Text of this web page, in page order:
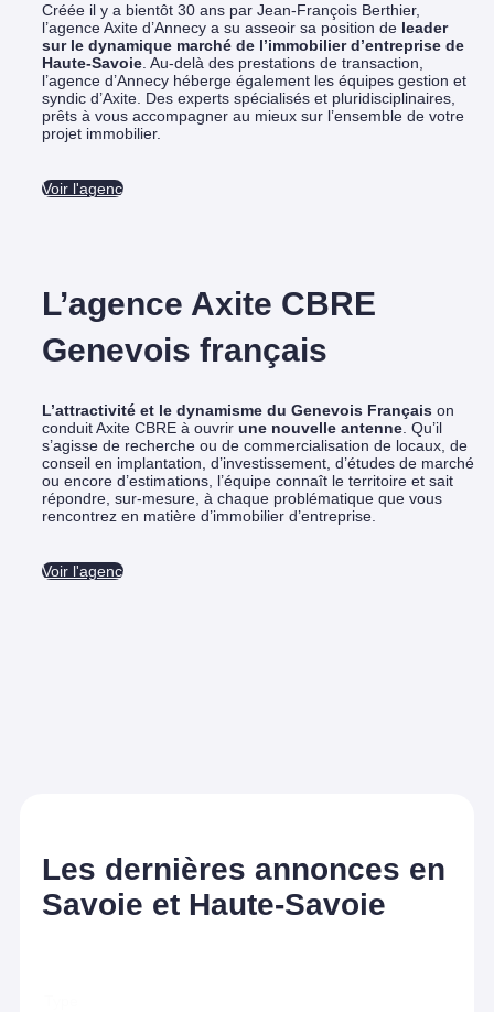
Créée il y a bientôt 30 ans par Jean-François Berthier,
l’agence Axite d’Annecy a su asseoir sa position de leader
sur le dynamique marché de l’immobilier d’entreprise de
Haute-Savoie Au-delà des prestations de transaction,
l’agence d’Annecy héberge également les équipes gestion et
syndic d’Axite. Des experts spécialisés et pluridisciplinaires,
prêts à vous accompagner au mieux sur l’ensemble de votre
projet immobilier.
Voir l'agence
L’agence Axite CBRE
Genevois français
L’attractivité et le dynamisme du Genevois Français on
conduit Axite CBRE à ouvrir une nouvelle antenne Qu’il
s’agisse de recherche ou de commercialisation de locaux, de
conseil en implantation, d’investissement, d’études de marché
ou encore d’estimations, l’équipe connaît le territoire et sait
répondre, sur-mesure, à chaque problématique que vous
rencontrez en matière d’immobilier d’entreprise.
Voir l'agence
Les dernières annonces en
Savoie et Haute-Savoie